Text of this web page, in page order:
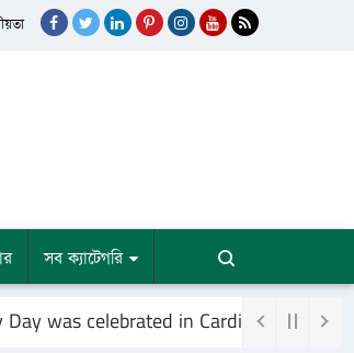
সব ক্যাটেগরি
was celebrated in Cardiff, Britain, at